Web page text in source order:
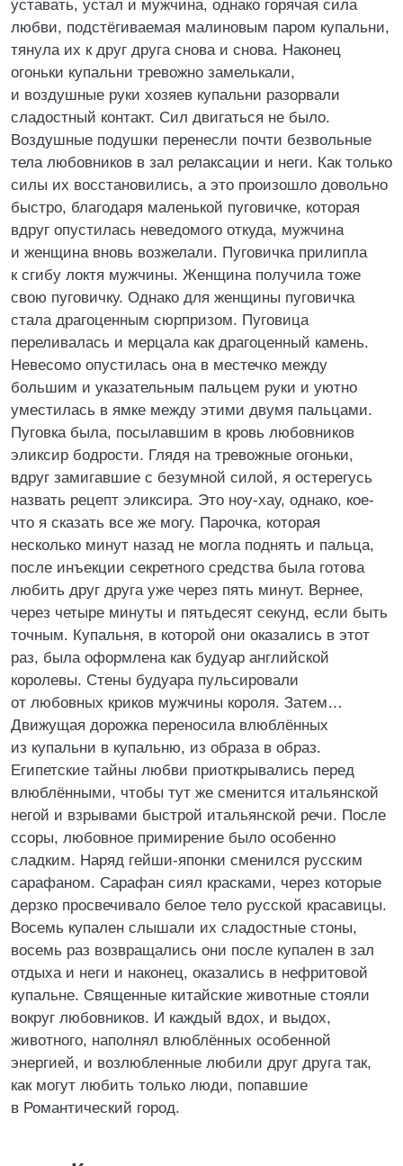
уставать, устал и мужчина, однако горячая сила
любви, подстёгиваемая малиновым паром купальни,
тянула их к друг друга снова и снова. Наконец
огоньки купальни тревожно замелькали,
и воздушные руки хозяев купальни разорвали
сладостный контакт. Сил двигаться не было.
Воздушные подушки перенесли почти безвольные
тела любовников в зал релаксации и неги. Как только
силы их восстановились, а это произошло довольно
быстро, благодаря маленькой пуговичке, которая
вдруг опустилась неведомого откуда, мужчина
и женщина вновь возжелали. Пуговичка прилипла
к сгибу локтя мужчины. Женщина получила тоже
свою пуговичку. Однако для женщины пуговичка
стала драгоценным сюрпризом. Пуговица
переливалась и мерцала как драгоценный камень.
Невесомо опустилась она в местечко между
большим и указательным пальцем руки и уютно
уместилась в ямке между этими двумя пальцами.
Пуговка была, посылавшим в кровь любовников
эликсир бодрости. Глядя на тревожные огоньки,
вдруг замигавшие с безумной силой, я остерегусь
назвать рецепт эликсира. Это ноу-хау, однако, кое-
что я сказать все же могу. Парочка, которая
несколько минут назад не могла поднять и пальца,
после инъекции секретного средства была готова
любить друг друга уже через пять минут. Вернее,
через четыре минуты и пятьдесят секунд, если быть
точным. Купальня, в которой они оказались в этот
раз, была оформлена как будуар английской
королевы. Стены будуара пульсировали
от любовных криков мужчины короля. Затем…
Движущая дорожка переносила влюблённых
из купальни в купальню, из образа в образ.
Египетские тайны любви приоткрывались перед
влюблёнными, чтобы тут же сменится итальянской
негой и взрывами быстрой итальянской речи. После
ссоры, любовное примирение было особенно
сладким. Наряд гейши-японки сменился русским
сарафаном. Сарафан сиял красками, через которые
дерзко просвечивало белое тело русской красавицы.
Восемь купален слышали их сладостные стоны,
восемь раз возвращались они после купален в зал
отдыха и неги и наконец, оказались в нефритовой
купальне. Священные китайские животные стояли
вокруг любовников. И каждый вдох, и выдох,
животного, наполнял влюблённых особенной
энергией, и возлюбленные любили друг друга так,
как могут любить только люди, попавшие
в Романтический город.